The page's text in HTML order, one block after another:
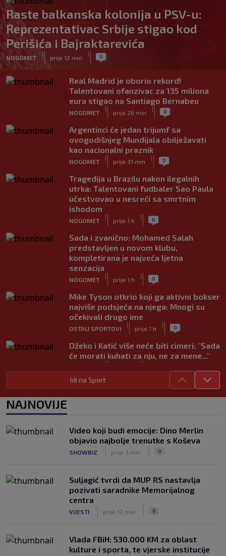
Raste balkanska kolonija u PSV-u:
Reprezentativac Srbije stigao kod
Perišića i Bajraktarevića
NOGOMET
|
prije 12 min
| 0
Real Madrid je oborio rekord!
Talentovani ofanzivac za 135 miliona
eura stigao na Santiago Bernabeu
NOGOMET
|
prije 26 min
| 0
Argentinci će jedan trijumf sa
ovogodišnjeg Mundijala obilježavati
kao nacionalni praznik
NOGOMET
|
prije 31 min
| 0
Tragedija u Brazilu nakon ilegalnih
utrka: Talentovani fudbaler Sao Paula
učestvovao u nesreći sa smrtnim
ishodom
NOGOMET
|
prije 1 h
| 0
Sada i zvanično: Mohamed Salah
predstavljen u novom klubu,
kompletirana je najveća ljetna
senzacija
NOGOMET
|
prije 1 h
| 0
Mike Tyson otkrio koji ga aktivni bokser
najviše podsjeća na njega: Mnogi su
očekivali drugo ime
OSTALI SPORTOVI
|
prije 1 h
| 0
Džeko i Katić više neće biti cimeri: "Sada
će morati kuhati za nju, ne za mene..."
| |
Vodstvo FIFA-e priznalo pogreške, evo
pola u ženskom tenisu
TENIS
|
prije 2 h
| 0
Idi na Sport
NAJNOVIJE
Video koji budi emocije: Dino Merlin
objavio najbolje trenutke s Koševa
SHOWBIZ prije 3 min 0
Suljagić tvrdi da MUP RS nastavlja
pozivati saradnike Memorijalnog
centra
VIJESTI prije 12 min 0
Vlada FBiH: 530.000 KM za oblast
kulture i sporta, te vjerske institucije